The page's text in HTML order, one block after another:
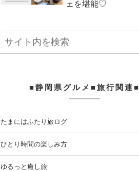
ェを堪能♡
■静岡県グルメ■旅行関連■
たまにはふたり旅ログ
ひとり時間の楽しみ方
ゆるっと癒し旅